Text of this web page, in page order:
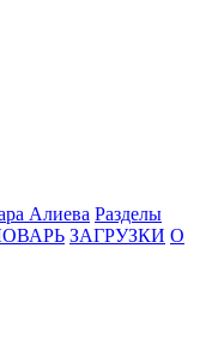
Алиева Разделы
ЗАГРУЗКИ О